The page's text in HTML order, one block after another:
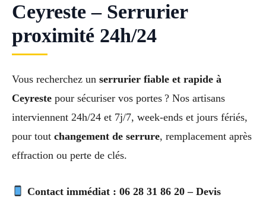
Ceyreste – Serrurier
proximité 24h/24
Vous recherchez un serrurier fiable et rapide à
Ceyreste pour sécuriser vos portes ? Nos artisans
interviennent 24h/24 et 7j/7, week-ends et jours fériés,
pour tout changement de serrure, remplacement après
effraction ou perte de clés.
Contact immédiat : 06 28 31 86 20 – Devis